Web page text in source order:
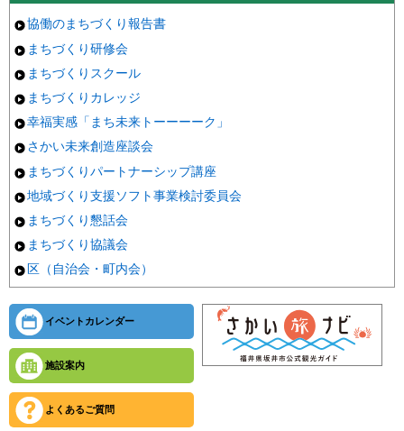
協働のまちづくり報告書
まちづくり研修会
まちづくりスクール
まちづくりカレッジ
幸福実感「まち未来トーーーーク」
さかい未来創造座談会
まちづくりパートナーシップ講座
地域づくり支援ソフト事業検討委員会
まちづくり懇話会
まちづくり協議会
区（自治会・町内会）
イベントカレンダー
施設案内
よくあるご質問